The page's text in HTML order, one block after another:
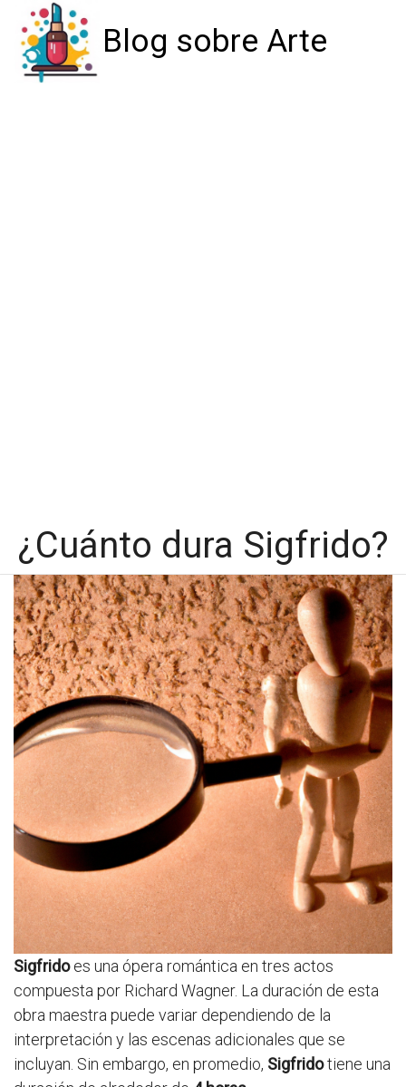
Blog sobre Arte
¿Cuánto dura Sigfrido?
Sigfridoes una ópera romántica en tres actos
compuesta por Richard Wagner. La duración de esta
obra maestra puede variar dependiendo de la
interpretación y las escenas adicionales que se
incluyan. Sin embargo, en promedio, Sigfridotiene una